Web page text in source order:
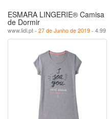
ESMARA LINGERIE® Camisa
de Dormir
www.lidl.pt - 27 de Junho de 2019 - 4.99